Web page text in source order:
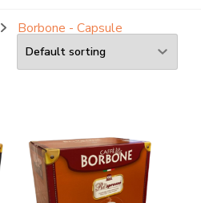
Borbone - Capsule